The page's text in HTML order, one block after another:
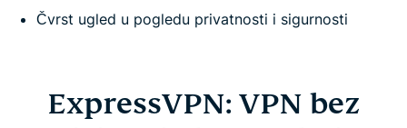
Čvrst ugled u pogledu privatnosti i sigurnosti
ExpressVPN: VPN bez